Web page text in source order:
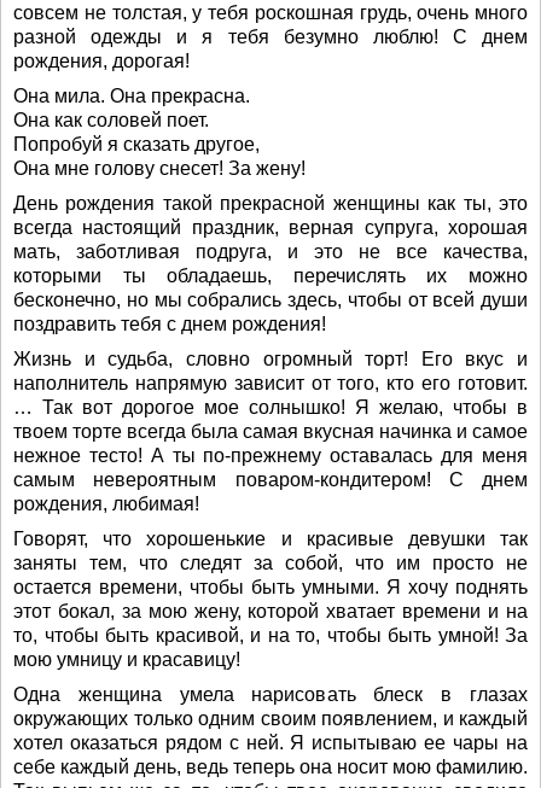
совсем не толстая, у тебя роскошная грудь, очень много
разной одежды и я тебя безумно люблю! С днем
рождения, дорогая!
Она мила. Она прекрасна.
Она как соловей поет.
Попробуй я сказать другое,
Она мне голову снесет! За жену!
День рождения такой прекрасной женщины как ты, это
всегда настоящий праздник, верная супруга, хорошая
мать, заботливая подруга, и это не все качества,
которыми ты обладаешь, перечислять их можно
бесконечно, но мы собрались здесь, чтобы от всей души
поздравить тебя с днем рождения!
Жизнь и судьба, словно огромный торт! Его вкус и
наполнитель напрямую зависит от того, кто его готовит.
… Так вот дорогое мое солнышко! Я желаю, чтобы в
твоем торте всегда была самая вкусная начинка и самое
нежное тесто! А ты по-прежнему оставалась для меня
самым невероятным поваром-кондитером! С днем
рождения, любимая!
Говорят, что хорошенькие и красивые девушки так
заняты тем, что следят за собой, что им просто не
остается времени, чтобы быть умными. Я хочу поднять
этот бокал, за мою жену, которой хватает времени и на
то, чтобы быть красивой, и на то, чтобы быть умной! За
мою умницу и красавицу!
Одна женщина умела нарисовать блеск в глазах
окружающих только одним своим появлением, и каждый
хотел оказаться рядом с ней. Я испытываю ее чары на
себе каждый день, ведь теперь она носит мою фамилию.